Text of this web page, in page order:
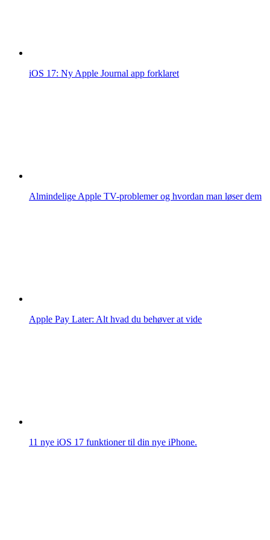
iOS 17: Ny Apple Journal app forklaret
Almindelige Apple TV-problemer og hvordan man løser dem
Apple Pay Later: Alt hvad du behøver at vide
11 nye iOS 17 funktioner til din nye iPhone.